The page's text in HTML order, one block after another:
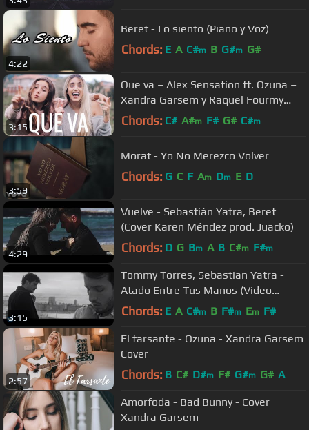
4:22
Beret - Lo siento (Piano y Voz)
Chords: E A C#m B G#m G#
3:15
Que va – Alex Sensation ft. Ozuna –
Xandra Garsem y Raquel Fourmy
Cover
Chords: C# A#m F# G# C#m
3:59
Morat - Yo No Merezco Volver
Chords: G C F Am Dm E D
4:29
Vuelve - Sebastián Yatra, Beret
(Cover Karen Méndez prod. Juacko)
Chords: D G Bm A B C#m F#m
3:15
Tommy Torres, Sebastian Yatra -
Atado Entre Tus Manos (Video
Oficial)
Chords: E A C#m B F#m Em F#
2:57
El farsante - Ozuna - Xandra Garsem
Cover
Chords: B C# D#m F# G#m G# A
Amorfoda - Bad Bunny - Cover
Xandra Garsem